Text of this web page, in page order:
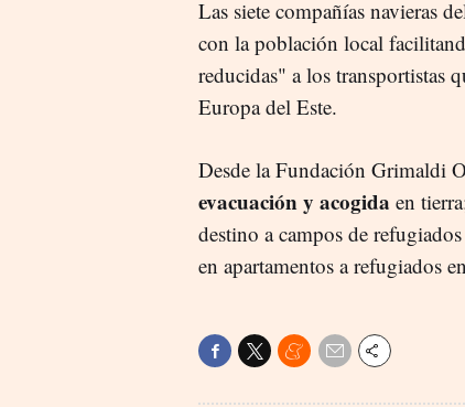
Las siete compañías navieras
con la población local
reducidas" a los transportistas
Europa del Este.
Desde la Fundación Grimaldi
evacuación y acogida en
destino a campos de
en apartamentos a refugiados